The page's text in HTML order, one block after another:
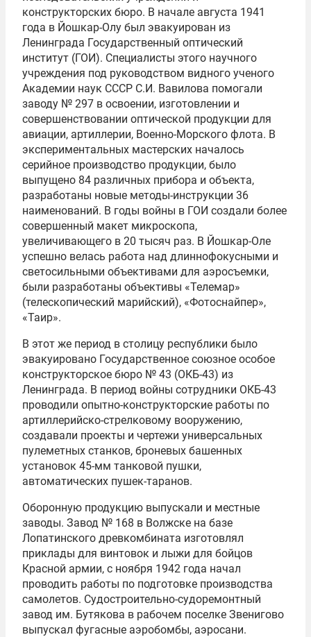
конструкторских бюро. В начале августа 1941
года в Йошкар-Олу был эвакуирован из
Ленинграда Государственный оптический
институт (ГОИ). Специалисты этого научного
учреждения под руководством видного ученого
Академии наук СССР С.И. Вавилова помогали
заводу № 297 в освоении, изготовлении и
совершенствовании оптической продукции для
авиации, артиллерии, Военно-Морского флота. В
экспериментальных мастерских началось
серийное производство продукции, было
выпущено 84 различных прибора и объекта,
разработаны новые методы-инструкции 36
наименований. В годы войны в ГОИ создали более
совершенный макет микроскопа,
увеличивающего в 20 тысяч раз. В Йошкар-Оле
успешно велась работа над длиннофокусными и
светосильными объективами для аэросъемки,
были разработаны объективы «Телемар»
(телескопический марийский), «Фотоснайпер»,
«Таир».
В этот же период в столицу республики было
эвакуировано Государственное союзное особое
конструкторское бюро № 43 (ОКБ-43) из
Ленинграда. В период войны сотрудники ОКБ-43
проводили опытно-конструкторские работы по
артиллерийско-стрелковому вооружению,
создавали проекты и чертежи универсальных
пулеметных станков, броневых башенных
установок 45-мм танковой пушки,
автоматических пушек-таранов.
Оборонную продукцию выпускали и местные
заводы. Завод № 168 в Волжске на базе
Лопатинского древкомбината изготовлял
приклады для винтовок и лыжи для бойцов
Красной армии, с ноября 1942 года начал
проводить работы по подготовке производства
самолетов. Судостроительно-судоремонтный
завод им. Бутякова в рабочем поселке Звенигово
выпускал фугасные аэробомбы, аэросани.